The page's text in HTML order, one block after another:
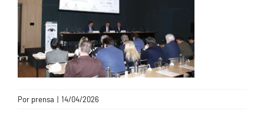
Por prensa | 14/04/2026